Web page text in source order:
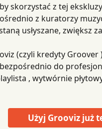
skorzystać z tej
z kuratorzy
usłyszane, zwiększ
(czyli kredyty
do
, wytwórnie
Użyj Grooviz już